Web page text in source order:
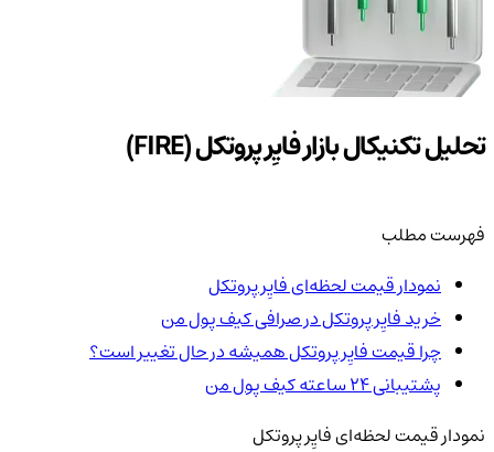
تحلیل تکنیکال بازار فایِر پروتکل (FIRE)
فهرست مطلب
نمودار قیمت لحظه‌ای فایِر پروتکل
خرید فایِر پروتکل در صرافی کیف پول من
چرا قیمت فایِر پروتکل همیشه در حال تغییر است؟
پشتیبانی ۲۴ ساعته کیف پول من
نمودار قیمت لحظه‌ای فایِر پروتکل